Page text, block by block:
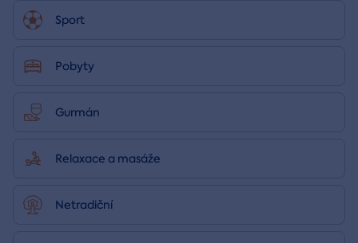
Sport
Pobyty
Gurmán
Relaxace a masáže
Netradiční